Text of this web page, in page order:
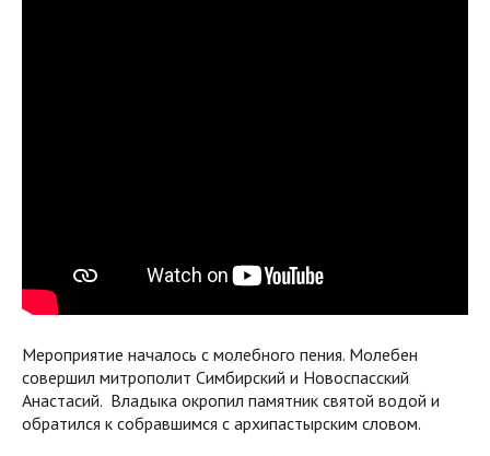
Мероприятие началось с молебного пения. Молебен
совершил митрополит Симбирский и Новоспасский
Анастасий. Владыка окропил памятник святой водой и
обратился к собравшимся с архипастырским словом.